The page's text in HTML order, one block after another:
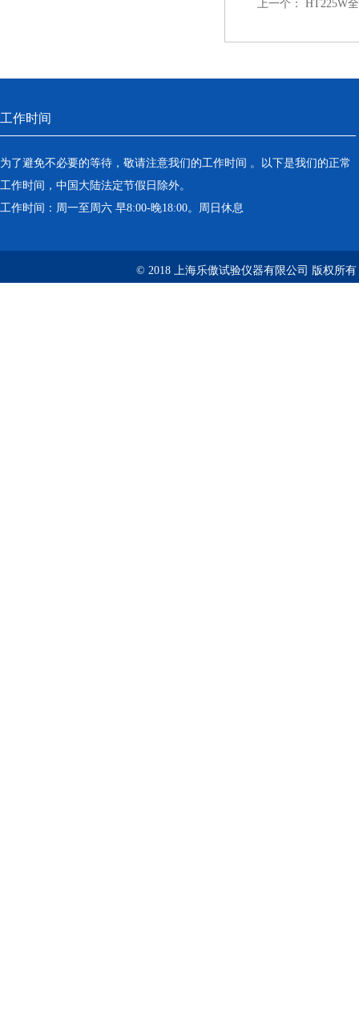
上一个： HT225W
工作时间
为了避免不必要的等待，敬请注意我们的工作时间 。以下是我们的正常
工作时间，中国大陆法定节假日除外。
工作时间：周一至周六 早8:00-晚18:00。周日休息
© 2018 上海乐傲试验仪器有限公司 版权所